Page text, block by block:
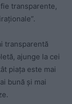
transparente,
transparentă
ajunge la cei
piața este mai
bună și mai